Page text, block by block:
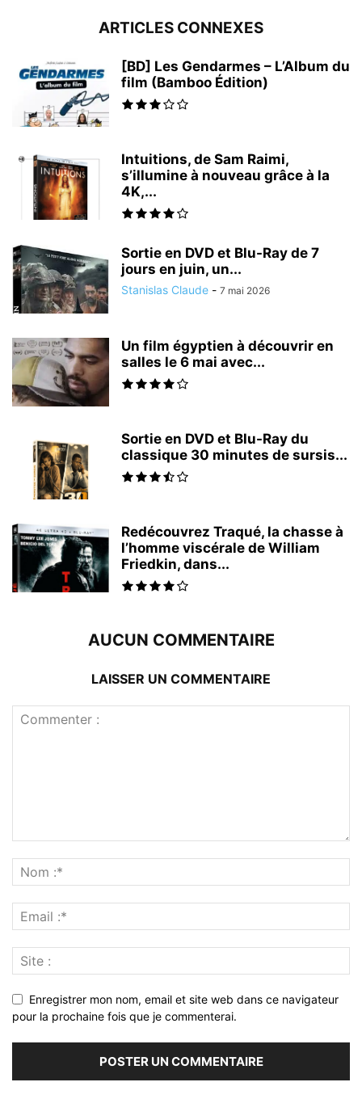
ARTICLES CONNEXES
[BD] Les Gendarmes – L’Album du
film (Bamboo Édition)
Intuitions, de Sam Raimi,
s’illumine à nouveau grâce à la
4K,...
Sortie en DVD et Blu-Ray de 7
jours en juin, un...
Stanislas Claude - 7 mai 2026
Un film égyptien à découvrir en
salles le 6 mai avec...
Sortie en DVD et Blu-Ray du
classique 30 minutes de sursis...
Redécouvrez Traqué, la chasse à
l’homme viscérale de William
Friedkin, dans...
AUCUN COMMENTAIRE
LAISSER UN COMMENTAIRE
Enregistrer mon nom, email et site web dans ce navigateur
pour la prochaine fois que je commenterai.